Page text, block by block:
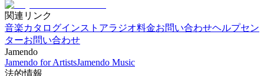
関連リンク
音楽カタログインストアラジオ料金お問い合わせヘルプセン
ターお問い合わせ
Jamendo
Jamendo for ArtistsJamendo Music
法的情報